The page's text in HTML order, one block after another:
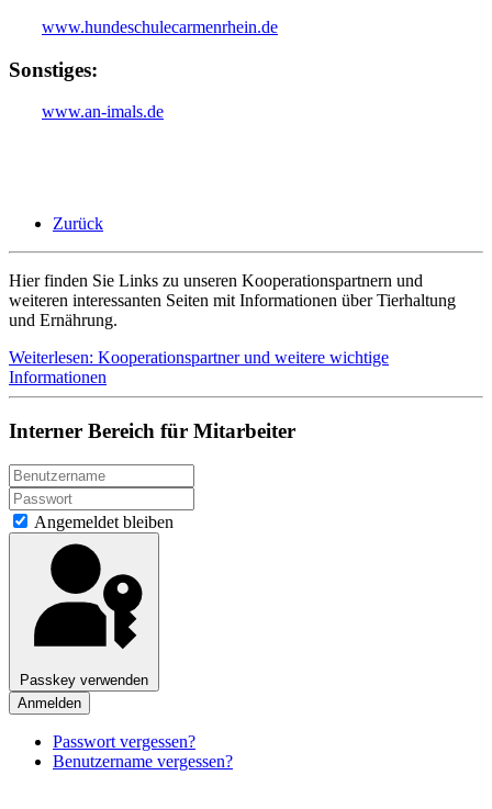
www.hundeschulecarmenrhein.de
Sonstiges:
www.an-imals.de
Zurück
Hier finden Sie Links zu unseren Kooperationspartnern und
weiteren interessanten Seiten mit Informationen über Tierhaltung
und Ernährung.
Weiterlesen: Kooperationspartner und weitere wichtige
Informationen
Interner Bereich für Mitarbeiter
Angemeldet bleiben
Passkey verwenden
Anmelden
Passwort vergessen?
Benutzername vergessen?